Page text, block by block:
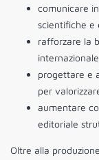
comunicare
scientifiche e
rafforzare la
internazionale
progettare e
per
aumentare
editoriale
Oltre alla